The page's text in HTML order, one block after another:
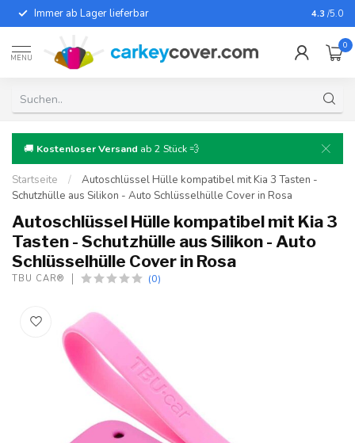
Immer ab Lager lieferbar Für fast
4.3 /5.0
MENU
0
🚚 Kostenloser Versand ab 2 Stück 💨
Startseite /
Autoschlüssel Hülle kompatibel mit Kia 3 Tasten -
Schutzhülle aus Silikon - Auto Schlüsselhülle Cover in Rosa
Autoschlüssel Hülle kompatibel mit Kia 3
Tasten - Schutzhülle aus Silikon - Auto
Schlüsselhülle Cover in Rosa
TBU CAR® (0)